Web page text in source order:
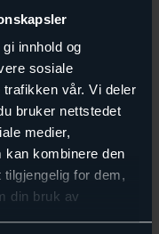
innhold og
sosiale
vår. Vi deler
bruker nettstedet
medier,
kan kombinere den
for dem,
din bruk av
systemleverandører,
og komplett oversikt.
for SD,
fra hvor som
og sikkerhet
gjester